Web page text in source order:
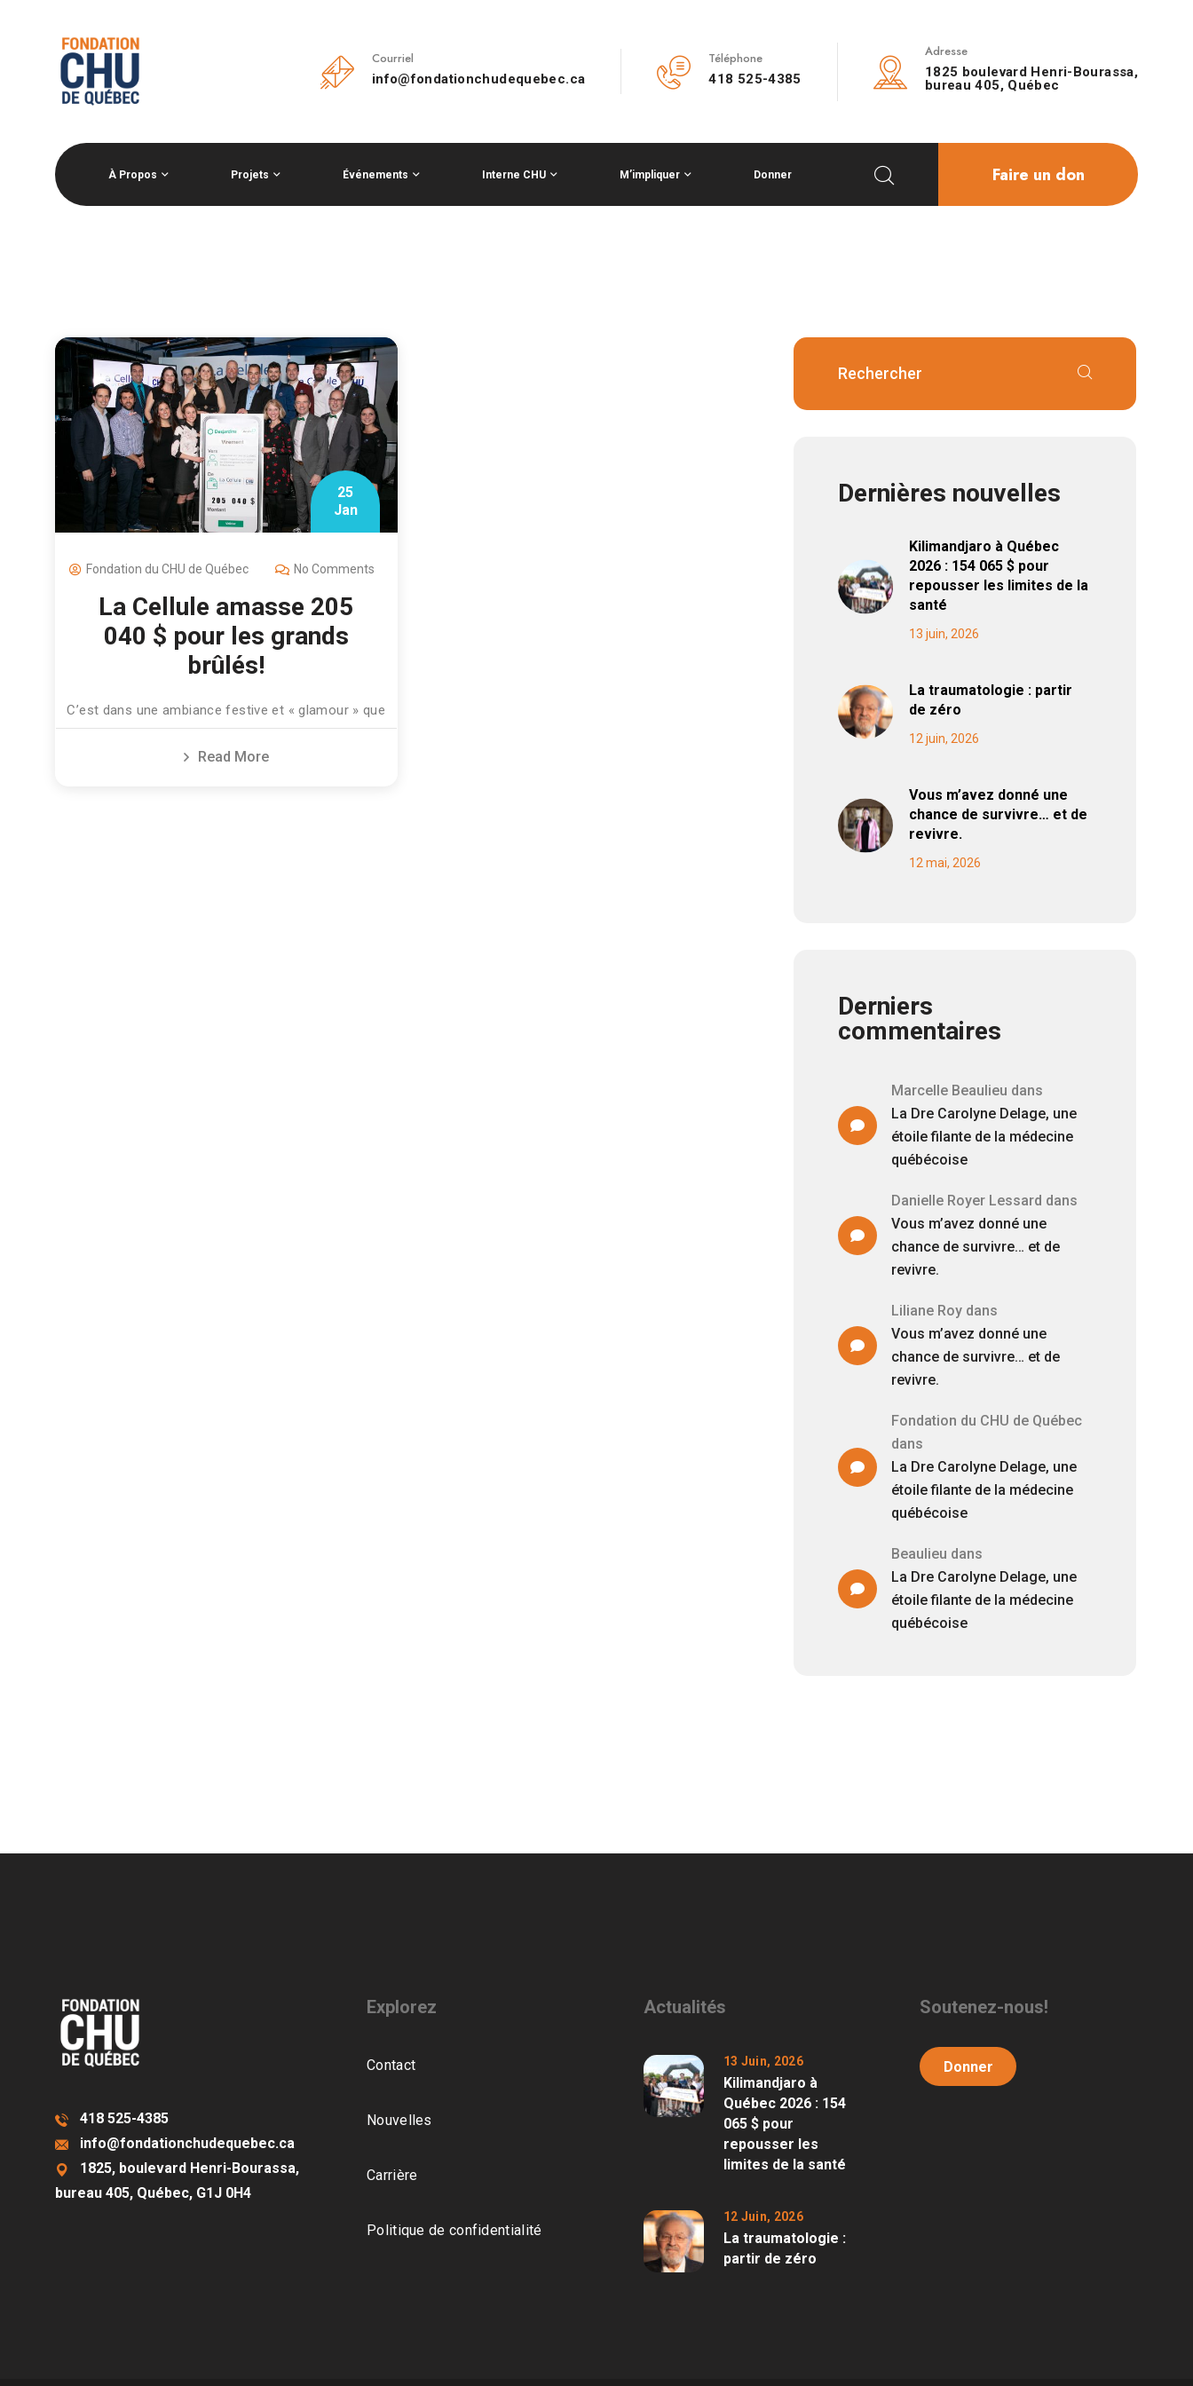
Courriel
info@fondationchudequebec.ca
Téléphone
418 525-4385
Adresse
1825 boulevard Henri-Bourassa,
bureau 405, Québec
À Propos Projets Événements Interne CHU M’impliquer Donner Faire un don
25
Jan
Fondation du CHU de Québec No Comments
La Cellule amasse 205
040 $ pour les grands
brûlés!
C’est dans une ambiance festive et « glamour » que
Read More
Dernières nouvelles
Kilimandjaro à Québec
2026 : 154 065 $ pour
repousser les limites de la
santé
13 juin, 2026
La traumatologie : partir
de zéro
12 juin, 2026
Vous m’avez donné une
chance de survivre… et de
revivre.
12 mai, 2026
Derniers
commentaires
Marcelle Beaulieu dans
La Dre Carolyne Delage, une
étoile filante de la médecine
québécoise
Danielle Royer Lessard dans
Vous m’avez donné une
chance de survivre… et de
revivre.
Liliane Roydans
Vous m’avez donné une
chance de survivre… et de
revivre.
Fondation du CHU de Québec
dans
La Dre Carolyne Delage, une
étoile filante de la médecine
québécoise
Beaulieu dans
La Dre Carolyne Delage, une
étoile filante de la médecine
québécoise
418 525-4385
info@fondationchudequebec.ca
1825, boulevard Henri-Bourassa,
bureau 405, Québec, G1J 0H4
Explorez
Contact
Nouvelles
Carrière
Politique de confidentialité
Actualités
13 Juin, 2026
Kilimandjaro à
Québec 2026 : 154
065 $ pour
repousser les
limites de la santé
12 Juin, 2026
La traumatologie :
partir de zéro
Soutenez-nous!
Donner